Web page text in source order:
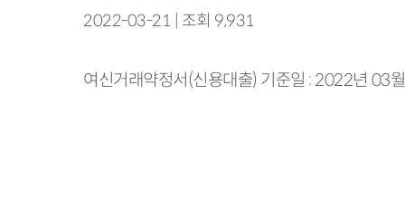
2022-03-21 | 조회 9,931
여신거래약정서(신용대출) 기준일 : 2022년 03